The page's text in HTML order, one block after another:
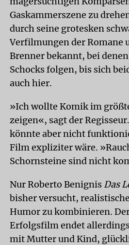
Gaskammerszene zu
durch seine grotesken
Verfilmungen der Romane
Brenner bekannt, bei
Schocks folgen, bis sich
auch hier.
»Ich wollte Komik im
zeigen«, sagt der
könnte aber nicht
Film expliziter wäre.
Schornsteine sind nicht
Nur Roberto Benignis Das
bisher versucht,
Humor zu kombinieren.
Erfolgsfilm endet
mit Mutter und Kind,